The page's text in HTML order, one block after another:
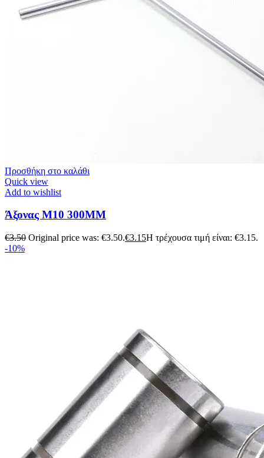
Προσθήκη στο καλάθι
Quick view
Add to wishlist
Άξονας M10 300MM
€3.50 Original price was: €3.50.€3.15Η τρέχουσα τιμή είναι: €3.15.
-10%